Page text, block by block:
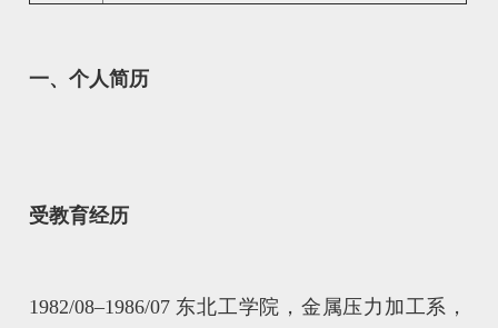
一、个人简历
受教育经历
1982/08–1986/07 东北工学院，金属压力加工系，